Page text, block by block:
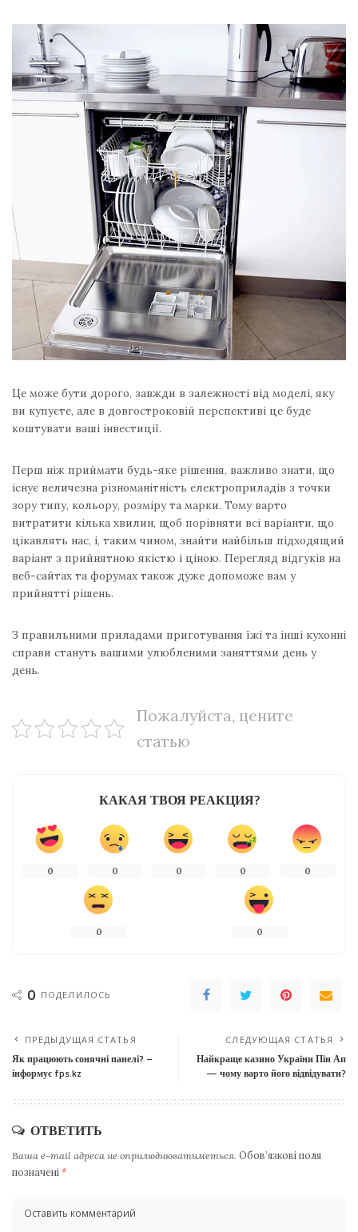
Це може бути дорого, завжди в залежності від моделі, яку
ви купуєте, але в довгостроковій перспективі це буде
коштувати ваші інвестиції.
Перш ніж приймати будь-яке рішення, важливо знати, що
існує величезна різноманітність електроприладів з точки
зору типу, кольору, розміру та марки. Тому варто
витратити кілька хвилин, щоб порівняти всі варіанти, що
цікавлять нас, і, таким чином, знайти найбільш підходящий
варіант з прийнятною якістю і ціною. Перегляд відгуків на
веб-сайтах та форумах також дуже допоможе вам у
прийнятті рішень.
З правильними приладами приготування їжі та інші кухонні
справи стануть вашими улюбленими заняттями день у
день.
Пожалуйста, цените
статью
КАКАЯ ТВОЯ РЕАКЦИЯ?
0 0 0 0 0
0 0
0 ПОДЕЛИЛОСЬ
ПРЕДЫДУЩАЯ СТАТЬЯ
Як працюють сонячні панелі? –
інформує fps.kz
СЛЕДУЮЩАЯ СТАТЬЯ
Найкраще казино України Пін Ап
— чому варто його відвідувати?
ОТВЕТИТЬ
Ваша e-mail адреса не оприлюднюватиметься. Обов’язкові поля
позначені *